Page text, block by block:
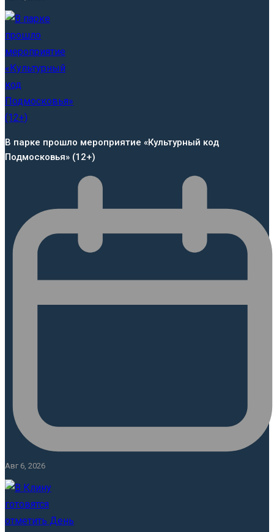
В парке прошло мероприятие «Культурный код
Подмосковья» (12+)
Авг 6, 2026